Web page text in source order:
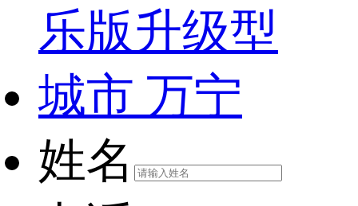
乐版升级型
城市 万宁
姓名